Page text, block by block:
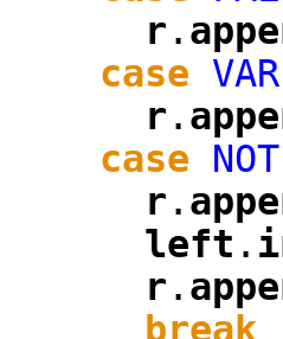
r .
case VAR
r .
case
NOT
r .
left .
r .
break